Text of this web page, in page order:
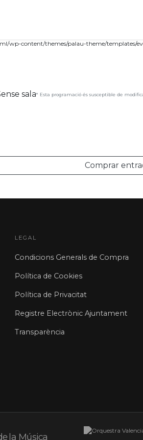
wp-content/themes/palau-theme/templates/
sala* Esta programació és susceptible de
Comprar
LEGAL
Condicions Generals de Compra
Política de Cookies
Política de Privacitat
Registre Electrònic Ajuntament
Transparència